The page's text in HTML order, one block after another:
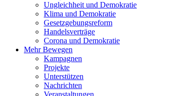
Ungleichheit und Demokratie
Klima und Demokratie
Gesetzgebungsreform
Handelsverträge
Corona und Demokratie
Mehr Bewegen
Kampagnen
Projekte
Unterstützen
Nachrichten
Veranstaltungen